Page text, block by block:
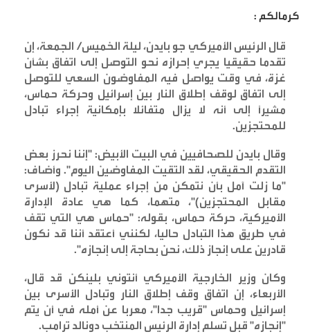
كرمالكم :
قال الرئيس الأميركي جو بايدن، ليلة الخميس/ الجمعة، إن
تقدما حقيقيا يجري إحرازه نحو التوصل إلى اتفاق بشأن
غزة، في وقت يواصل فيه المفاوضون السعي للتوصل
إلى اتفاق لوقف إطلاق النار بين إسرائيل وحركة حماس،
مشيرًا إلى أنه لا يزال متفائلا بإمكانية إجراء تبادل
للمحتجزين.
وقال بايدن للصحافيين في البيت الأبيض: "إننا نحرز بعض
التقدم الحقيقي، لقد التقيت المفاوضين اليوم". وأضاف:
"ما زلت آمل بأن نتمكن من إجراء عملية تبادل (لأسرى
مقابل المحتجزين)"، متهما، كما هي عادة الإدارة
الأميركية، حركة حماس، بقوله: "حماس هي التي تقف
في طريق هذا التبادل حاليا، لكنني أعتقد أننا قد نكون
قادرين على إنجاز ذلك، نحن بحاجة إلى إنجازه".
وكان وزير الخارجية الأميركي أنتوني بلينكن قد قال،
الأربعاء، إن اتفاق وقف إطلاق النار وتبادل الأسرى بين
إسرائيل وحماس "قريب جدا"، معربا عن أمله في أن يتم
"إنجازه" قبل تسلم إدارة الرئيس المنتخب دونالد ترامب.